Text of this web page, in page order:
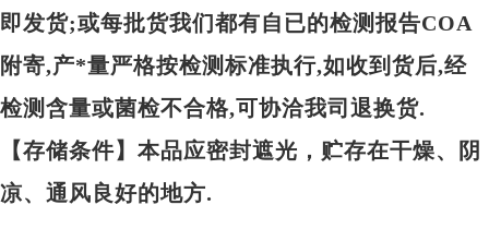
即发货;或每批货我们都有自已的检测报告COA
附寄,产*量严格按检测标准执行,如收到货后,经
检测含量或菌检不合格,可协洽我司退换货.
【存储条件】本品应密封遮光，贮存在干燥、阴
凉、通风良好的地方.